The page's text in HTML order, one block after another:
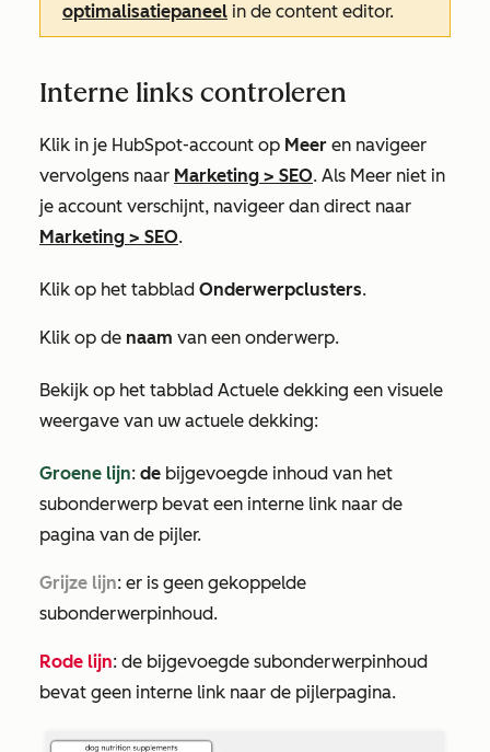
optimalisatiepaneel in de content editor.
Interne links controleren
Klik in je HubSpot-account op Meer en navigeer
vervolgens naar Marketing > SEO. Als Meer niet in
je account verschijnt, navigeer dan direct naar
Marketing > SEO.
Klik op het tabblad Onderwerpclusters.
Klik op de naam van een onderwerp.
Bekijk op het tabblad Actuele dekking een visuele
weergave van uw actuele dekking:
Groene lijn: de bijgevoegde inhoud van het
subonderwerp bevat een interne link naar de
pagina van de pijler.
Grijze lijn: er is geen gekoppelde
subonderwerpinhoud.
Rode lijn: de bijgevoegde subonderwerpinhoud
bevat geen interne link naar de pijlerpagina.